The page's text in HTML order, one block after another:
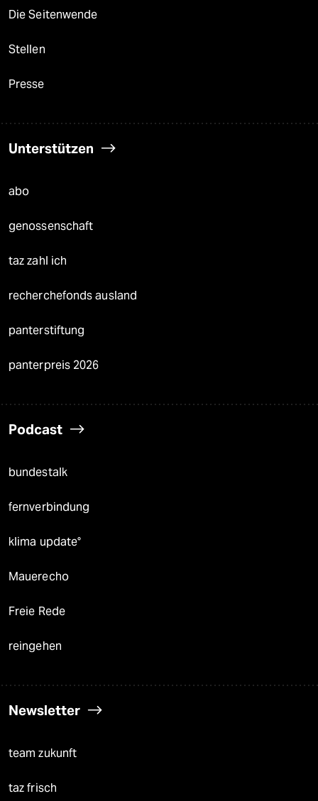
Die Seitenwende
Stellen
Presse
Unterstützen
abo
genossenschaft
taz zahl ich
recherchefonds ausland
panterstiftung
panterpreis 2026
Podcast
bundestalk
fernverbindung
klima update°
Mauerecho
Freie Rede
reingehen
Newsletter
team zukunft
taz frisch